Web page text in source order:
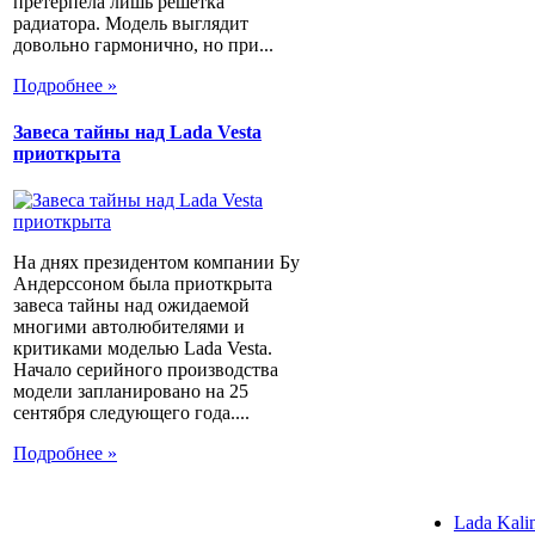
радиатора. Модель выглядит
довольно гармонично, но при...
Подробнее »
Завеса тайны над Lada Vesta
приоткрыта
На днях президентом компании Бу
Андерссоном была приоткрыта
завеса тайны над ожидаемой
многими автолюбителями и
критиками моделью Lada Vesta.
Начало серийного производства
модели запланировано на 25
сентября следующего года....
Подробнее »
Lada